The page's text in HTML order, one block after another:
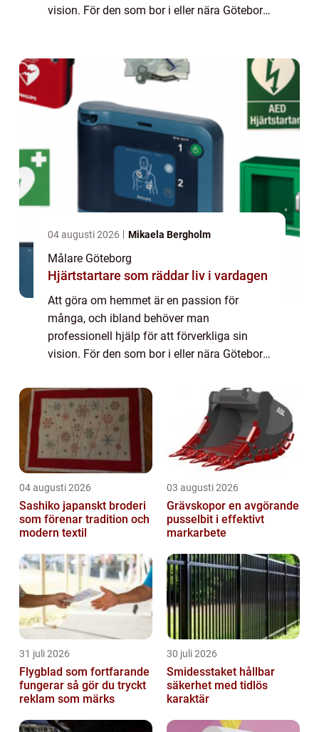
vision. För den som bor i eller nära Göteborg
04 augusti 2026 Mikaela Bergholm
Målare Göteborg
Hjärtstartare som räddar liv i vardagen
Att göra om hemmet är en passion för
många, och ibland behöver man
professionell hjälp för att förverkliga sin
vision. För den som bor i eller nära Göteborg
04 augusti 2026
Sashiko japanskt broderi
som förenar tradition och
modern textil
03 augusti 2026
Grävskopor en avgörande
pusselbit i effektivt
markarbete
31 juli 2026
Flygblad som fortfarande
fungerar så gör du tryckt
reklam som märks
30 juli 2026
Smidesstaket hållbar
säkerhet med tidlös
karaktär